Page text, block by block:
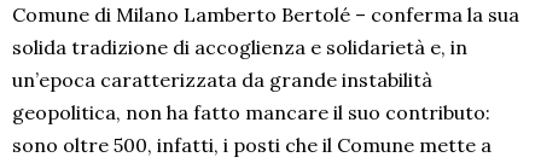
Comune di Milano Lamberto Bertolé – conferma la sua
solida tradizione di accoglienza e solidarietà e, in
un’epoca caratterizzata da grande instabilità
geopolitica, non ha fatto mancare il suo contributo:
sono oltre 500, infatti, i posti che il Comune mette a